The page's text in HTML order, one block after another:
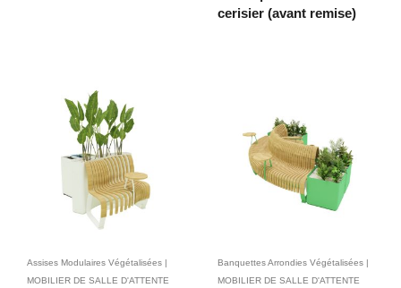
cerisier (avant remise)
Assises Modulaires Végétalisées |
MOBILIER DE SALLE D'ATTENTE
Banquettes Arrondies Végétalisées |
MOBILIER DE SALLE D'ATTENTE